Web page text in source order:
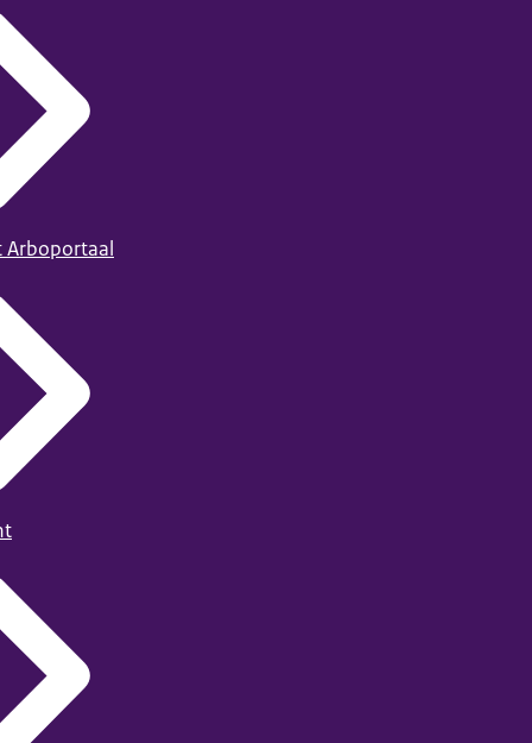
Arboportaal